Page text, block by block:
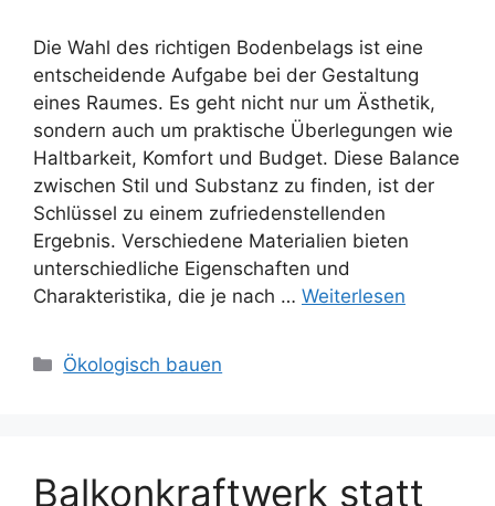
Die Wahl des richtigen Bodenbelags ist eine
entscheidende Aufgabe bei der Gestaltung
eines Raumes. Es geht nicht nur um Ästhetik,
sondern auch um praktische Überlegungen wie
Haltbarkeit, Komfort und Budget. Diese Balance
zwischen Stil und Substanz zu finden, ist der
Schlüssel zu einem zufriedenstellenden
Ergebnis. Verschiedene Materialien bieten
unterschiedliche Eigenschaften und
Charakteristika, die je nach … Weiterlesen
Kategorien
Ökologisch bauen
Balkonkraftwerk statt